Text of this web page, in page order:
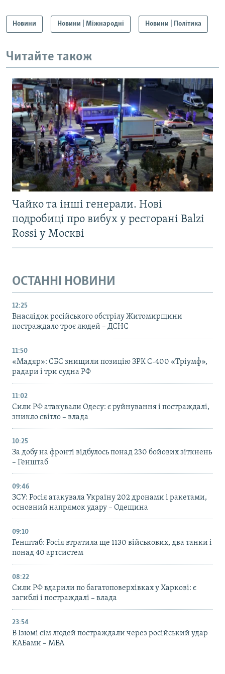
Новини Новини | Міжнародні Новини | Політика
Читайте також
Чайко та інші генерали. Нові
подробиці про вибух у ресторані Balzi
Rossi у Москві
ОСТАННІ НОВИНИ
12:25
Внаслідок російського обстрілу Житомирщини
постраждало троє людей – ДСНС
11:50
«Мадяр»: СБС знищили позицію ЗРК С-400 «Тріумф»,
радари і три судна РФ
11:02
Сили РФ атакували Одесу: є руйнування і постраждалі,
зникло світло – влада
10:25
За добу на фронті відбулось понад 230 бойових зіткнень
– Генштаб
09:46
ЗСУ: Росія атакувала Україну 202 дронами і ракетами,
основний напрямок удару – Одещина
09:10
Генштаб: Росія втратила ще 1130 військових, два танки і
понад 40 артсистем
08:22
Сили РФ вдарили по багатоповерхівках у Харкові: є
загиблі і постраждалі – влада
23:54
В Ізюмі сім людей постраждали через російський удар
КАБами – МВА